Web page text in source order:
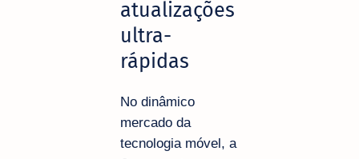
atualizações
ultra-
rápidas
No dinâmico
mercado da
tecnologia móvel, a